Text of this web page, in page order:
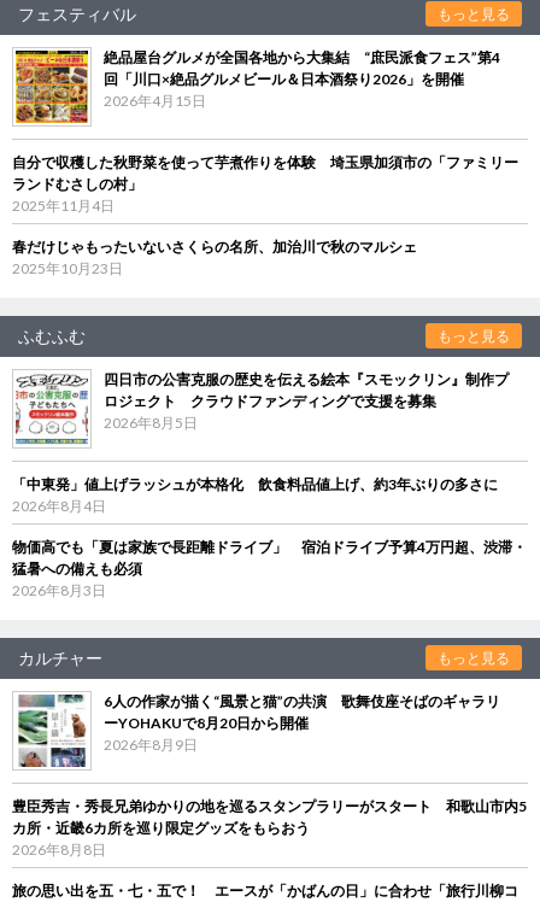
フェスティバル もっと見る
絶品屋台グルメが全国各地から大集結 “庶民派食フェス”第4
回「川口×絶品グルメビール＆日本酒祭り2026」を開催
2026年4月15日
自分で収穫した秋野菜を使って芋煮作りを体験 埼玉県加須市の「ファミリー
ランドむさしの村」
2025年11月4日
春だけじゃもったいないさくらの名所、加治川で秋のマルシェ
2025年10月23日
ふむふむ もっと見る
四日市の公害克服の歴史を伝える絵本『スモックリン』制作プ
ロジェクト クラウドファンディングで支援を募集
2026年8月5日
「中東発」値上げラッシュが本格化 飲食料品値上げ、約3年ぶりの多さに
2026年8月4日
物価高でも「夏は家族で長距離ドライブ」 宿泊ドライブ予算4万円超、渋滞・
猛暑への備えも必須
2026年8月3日
カルチャー もっと見る
6人の作家が描く“風景と猫”の共演 歌舞伎座そばのギャラリ
ーYOHAKUで8月20日から開催
2026年8月9日
豊臣秀吉・秀長兄弟ゆかりの地を巡るスタンプラリーがスタート 和歌山市内5
カ所・近畿6カ所を巡り限定グッズをもらおう
2026年8月8日
旅の思い出を五・七・五で！ エースが「かばんの日」に合わせ「旅行川柳コ